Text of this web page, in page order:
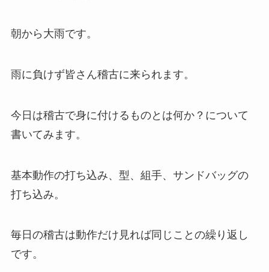
朝から大雨です。
雨に負けず皆さん稽古に来られます。
今日は稽古で身に付けるものとは何か？について
書いてみます。
基本動作の打ち込み、型、組手、サンドバッグの
打ち込み。
毎日の稽古は動作だけ見れば同じことの繰り返し
です。